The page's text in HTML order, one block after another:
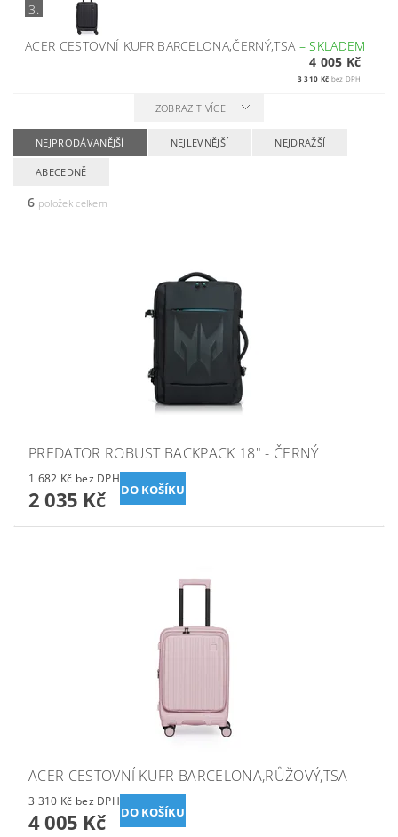
3.
ACER CESTOVNÍ KUFR BARCELONA,ČERNÝ,TSA –SKLADEM
4 005 Kč
3 310 Kč bez DPH
ZOBRAZIT VÍCE
NEJPRODÁVANĚJŠÍ NEJLEVNĚJŠÍ NEJDRAŽŠÍ
ABECEDNĚ
6 položek celkem
PREDATOR ROBUST BACKPACK 18" - ČERNÝ
1 682 Kč bez DPH
2 035 Kč
ACER CESTOVNÍ KUFR BARCELONA,RŮŽOVÝ,TSA
3 310 Kč bez DPH
4 005 Kč